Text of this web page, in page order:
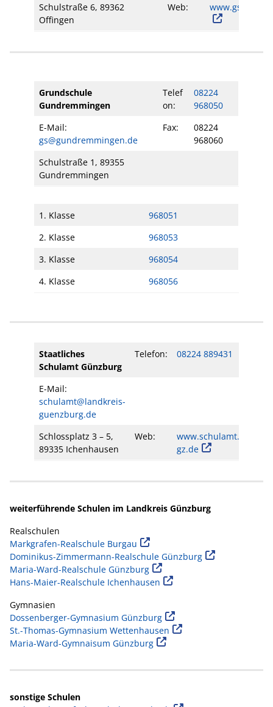
Schulstraße 6, 89362
Offingen
Web:
Grundschule
Gundremmingen
Telef
on:
08224
968050
E-Mail:
gs@gundremmingen.de
Fax:
08224
968060
Schulstraße 1, 89355
Gundremmingen
1. Klasse
968051
2. Klasse
968053
3. Klasse
968054
4. Klasse
968056
Staatliches
Schulamt Günzburg
Telefon: 08224 889431
E-Mail:
schulamt@landkreis-
guenzburg.de
Schlossplatz 3 – 5,
89335 Ichenhausen
Web:
www.schulamt.lk-
gz.de
weiterführende Schulen im Landkreis Günzburg
Realschulen
Markgrafen-Realschule Burgau
Dominikus-Zimmermann-Realschule Günzburg
Maria-Ward-Realschule Günzburg
Hans-Maier-Realschule Ichenhausen
Gymnasien
Dossenberger-Gymnasium Günzburg
St.-Thomas-Gymnasium Wettenhausen
Maria-Ward-Gymnaisum Günzburg
sonstige Schulen